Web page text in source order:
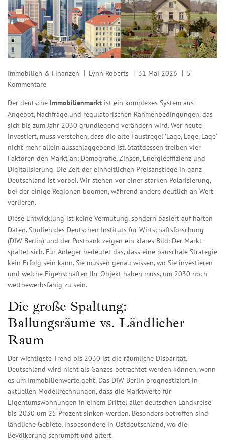
Immobilien & Finanzen Lynn Roberts 31 Mai 2026
5
Kommentare
Der deutsche Immobilienmarkt ist ein komplexes System aus
Angebot, Nachfrage und regulatorischen Rahmenbedingungen, das
sich bis zum Jahr 2030 grundlegend verändern wird. Wer heute
investiert, muss verstehen, dass die alte Faustregel 'Lage, Lage, Lage'
nicht mehr allein ausschlaggebend ist. Stattdessen treiben vier
Faktoren den Markt an: Demografie, Zinsen, Energieeffizienz und
Digitalisierung. Die Zeit der einheitlichen Preisanstiege in ganz
Deutschland ist vorbei. Wir stehen vor einer starken Polarisierung,
bei der einige Regionen boomen, während andere deutlich an Wert
verlieren.
Diese Entwicklung ist keine Vermutung, sondern basiert auf harten
Daten. Studien des Deutschen Instituts für Wirtschaftsforschung
(DIW Berlin) und der Postbank zeigen ein klares Bild: Der Markt
spaltet sich. Für Anleger bedeutet das, dass eine pauschale Strategie
kein Erfolg sein kann. Sie müssen genau wissen, wo Sie investieren
und welche Eigenschaften Ihr Objekt haben muss, um 2030 noch
wettbewerbsfähig zu sein.
Die große Spaltung:
Ballungsräume vs. Ländlicher
Raum
Der wichtigste Trend bis 2030 ist die räumliche Disparität.
Deutschland wird nicht als Ganzes betrachtet werden können, wenn
es um Immobilienwerte geht. Das DIW Berlin prognostiziert in
aktuellen Modellrechnungen, dass die Marktwerte für
Eigentumswohnungen in einem Drittel aller deutschen Landkreise
bis 2030 um 25 Prozent sinken werden. Besonders betroffen sind
ländliche Gebiete, insbesondere in Ostdeutschland, wo die
Bevölkerung schrumpft und altert.